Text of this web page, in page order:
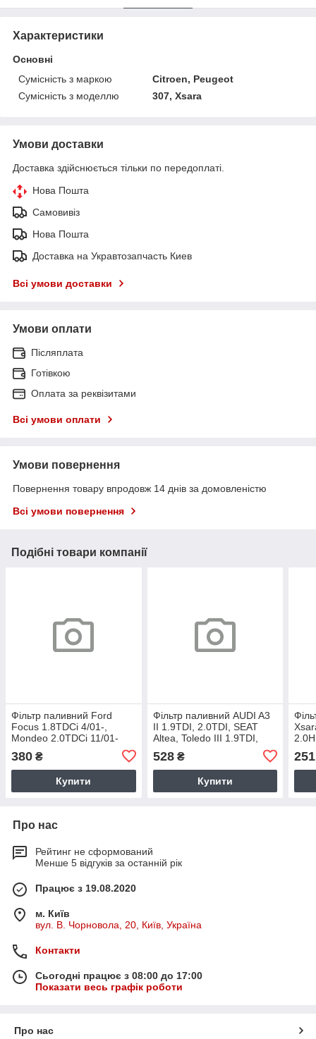
Характеристики
Основні
Сумісність з маркою
Citroen, Peugeot
Сумісність з моделлю
307, Xsara
Умови доставки
Доставка здійснюється тільки по передоплаті.
Нова Пошта
Самовивіз
Нова Пошта
Доставка на Укравтозапчасть Киев
Всі умови доставки
Умови оплати
Післяплата
Готівкою
Оплата за реквізитами
Всі умови оплати
Умови повернення
Повернення товару впродовж 14 днів за домовленістю
Всі умови повернення
Подібні товари компанії
Фільтр паливний Ford
Focus 1.8TDCi 4/01-,
Mondeo 2.0TDCi 11/01-
Filters)
380 ₴
Купити
Фільтр паливний AUDI A3
II 1.9TDI, 2.0TDI, SEAT
Altea, Toledo III 1.9TDI,
2.0TDI, Skoda Octavia II 1
528₴
Купити
Про нас
Рейтинг не сформований
Менше 5 відгуків за останній рік
Працює з 19.08.2020
м. Київ
вул. В. Чорновола, 20, Київ, Україна
Контакти
Сьогодні працює з 08:00 до 17:00
Показати весь графік роботи
Про нас